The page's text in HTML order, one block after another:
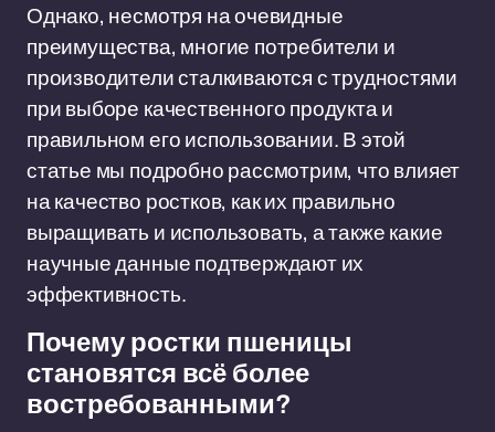
Однако, несмотря на очевидные
преимущества, многие потребители и
производители сталкиваются с трудностями
при выборе качественного продукта и
правильном его использовании. В этой
статье мы подробно рассмотрим, что влияет
на качество ростков, как их правильно
выращивать и использовать, а также какие
научные данные подтверждают их
эффективность.
Почему ростки пшеницы
становятся всё более
востребованными?